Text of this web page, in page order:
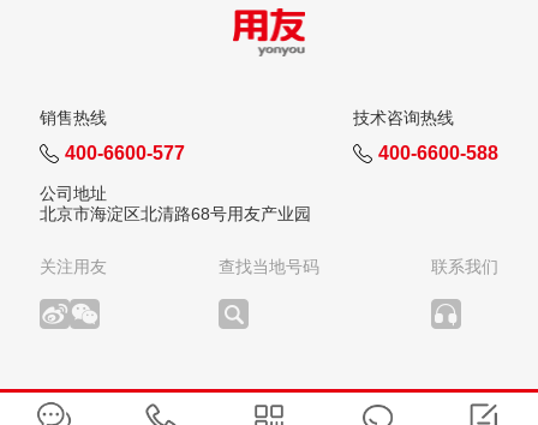
销售热线
400-6600-577
技术咨询热线
400-6600-588
公司地址
北京市海淀区北清路68号用友产业园
关注用友 查找当地号码 联系我们
版权所有：用友网络科技股份有限公司